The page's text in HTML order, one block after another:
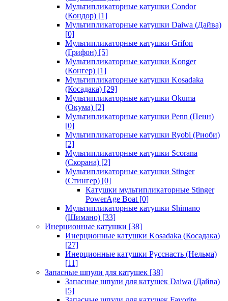
Мультипликаторные катушки Condor
(Кондор) [1]
Мультипликаторные катушки Daiwa (Дайва)
[0]
Мультипликаторные катушки Grifon
(Грифон) [5]
Мультипликаторные катушки Konger
(Конгер) [1]
Мультипликаторные катушки Kosadaka
(Косадака) [29]
Мультипликаторные катушки Okuma
(Окума) [2]
Мультипликаторные катушки Penn (Пенн)
[0]
Мультипликаторные катушки Ryobi (Риоби)
[2]
Мультипликаторные катушки Scorana
(Скорана) [2]
Мультипликаторные катушки Stinger
(Стингер) [0]
Катушки мультипликаторные Stinger
PowerAge Boat [0]
Мультипликаторные катушки Shimano
(Шимано) [33]
Инерционные катушки [38]
Инерционные катушки Kosadaka (Косадака)
[27]
Инерционные катушки Русснасть (Нельма)
[11]
Запасные шпули для катушек [38]
Запасные шпули для катушек Daiwa (Дайва)
[5]